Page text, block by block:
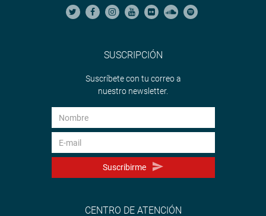
SUSCRIPCIÓN
Suscríbete con tu correo a
nuestro newsletter.
Suscribirme
CENTRO DE ATENCIÓN